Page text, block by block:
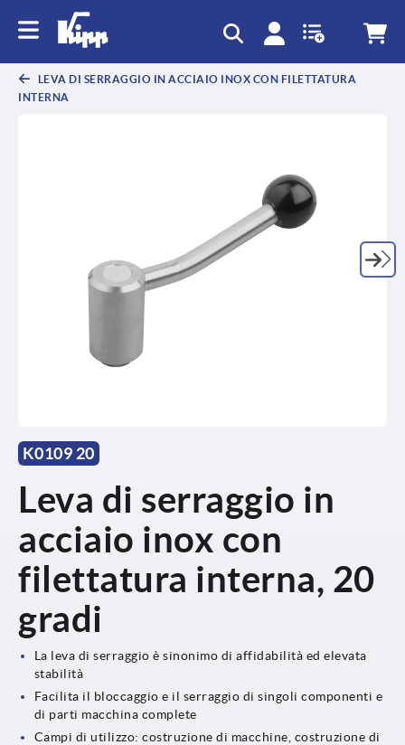
LEVA DI SERRAGGIO IN ACCIAIO INOX CON FILETTATURA
INTERNA
K0109 20
Leva di serraggio in
acciaio inox con
filettatura interna, 20
gradi
La leva di serraggio è sinonimo di affidabilità ed elevata
stabilità
Facilita il bloccaggio e il serraggio di singoli componenti e
di parti macchina complete
Campi di utilizzo: costruzione di macchine, costruzione di